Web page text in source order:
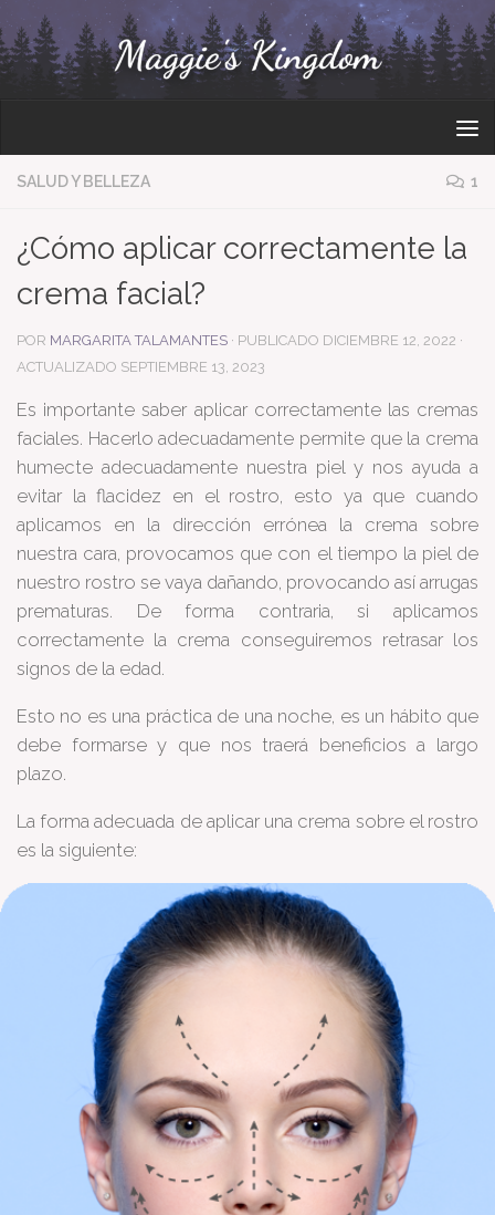
Bajo el contenido
SALUD Y BELLEZA 1
¿Cómo aplicar correctamente la
crema facial?
POR MARGARITA TALAMANTES · PUBLICADO DICIEMBRE 12, 2022 ·
ACTUALIZADO SEPTIEMBRE 13, 2023
Es importante saber aplicar correctamente las cremas
faciales. Hacerlo adecuadamente permite que la crema
humecte adecuadamente nuestra piel y nos ayuda a
evitar la flacidez en el rostro, esto ya que cuando
aplicamos en la dirección errónea la crema sobre
nuestra cara, provocamos que con el tiempo la piel de
nuestro rostro se vaya dañando, provocando así arrugas
prematuras. De forma contraria, si aplicamos
correctamente la crema conseguiremos retrasar los
signos de la edad.
Esto no es una práctica de una noche, es un hábito que
debe formarse y que nos traerá beneficios a largo
plazo.
La forma adecuada de aplicar una crema sobre el rostro
es la siguiente: